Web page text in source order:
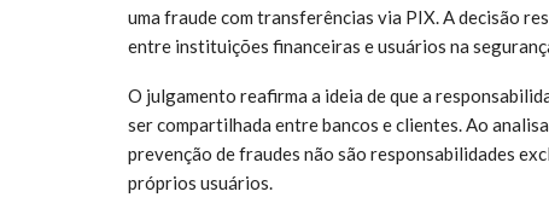
uma fraude com transferências via PIX. A decisão
entre instituições financeiras e usuários na
O julgamento reafirma a ideia de que a
ser compartilhada entre bancos e clientes. Ao
prevenção de fraudes não são responsabilidades
próprios usuários.